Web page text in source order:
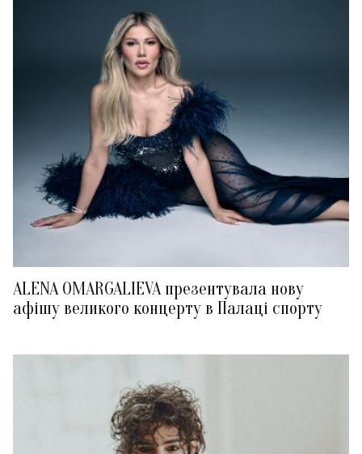
ALENA OMARGALIEVA презентувала нову
афішу великого концерту в Палаці спорту